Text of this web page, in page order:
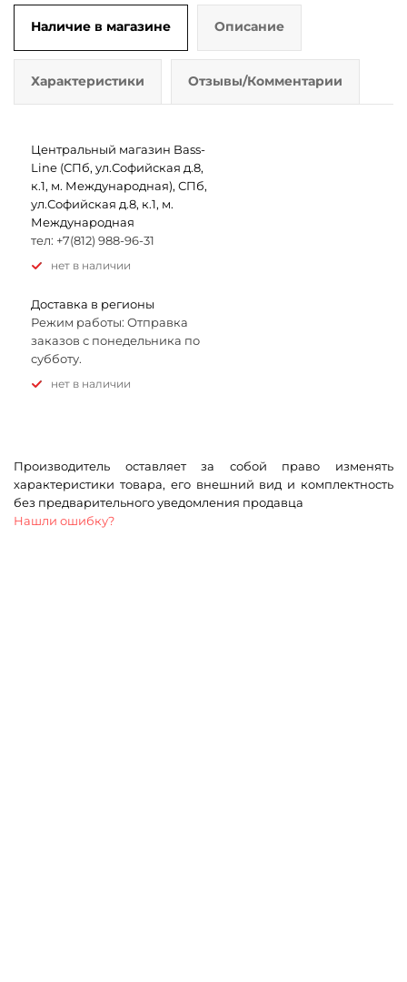
Наличие в магазине Описание
Характеристики Отзывы/Комментарии
Центральный магазин Bass-
Line (СПб, ул.Софийская д.8,
к.1, м. Международная), СПб,
ул.Софийская д.8, к.1, м.
Международная
тел: +7(812) 988-96-31
Нет в наличии
Доставка в регионы
Режим работы: Отправка
заказов с понедельника по
субботу.
Нет в наличии
Производитель оставляет за собой право изменять
характеристики товара, его внешний вид и комплектность
без предварительного уведомления продавца
Нашли ошибку?